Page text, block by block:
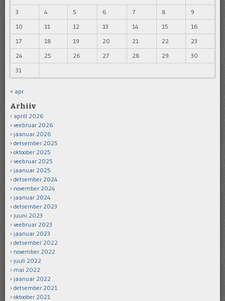
3
4 5 6 7 8
9
10
11 12 13 14 15
16
17
18 19 20 21 22
23
24
25 26 27 28 29
30
31
« apr
Arhiiv
aprill 2026
veebruar 2026
jaanuar 2026
detsember 2025
oktoober 2025
veebruar 2025
jaanuar 2025
detsember 2024
november 2024
jaanuar 2024
detsember 2023
juuni 2023
veebruar 2023
jaanuar 2023
detsember 2022
november 2022
juuli 2022
mai 2022
jaanuar 2022
detsember 2021
oktoober 2021